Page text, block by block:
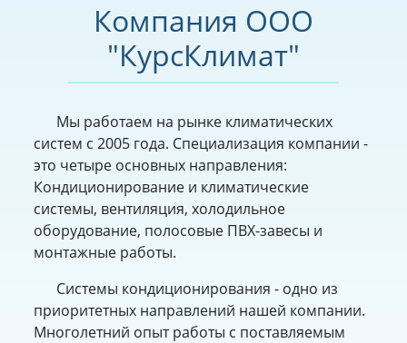
Компания ООО
"КурсКлимат"
Мы работаем на рынке климатических
систем с 2005 года. Специализация компании -
это четыре основных направления:
Кондиционирование и климатические
системы, вентиляция, холодильное
оборудование, полосовые ПВХ-завесы и
монтажные работы.
Системы кондиционирования - одно из
приоритетных направлений нашей компании.
Многолетний опыт работы с поставляемым